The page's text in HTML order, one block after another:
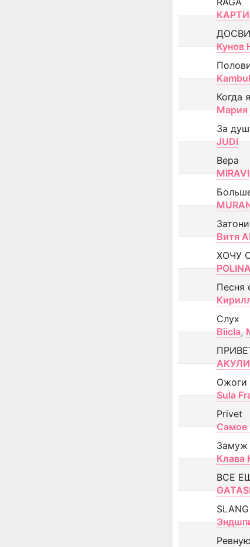
Кунов
Когда
Мария
За
JUDI
Вера
MIRAVI
Витя
ХОЧУ
Песня
Слух
Biicla,
Ожоги
Sula
Privet
Самое
Замуж
Клава
ВСЕ
SLANG
Ревную